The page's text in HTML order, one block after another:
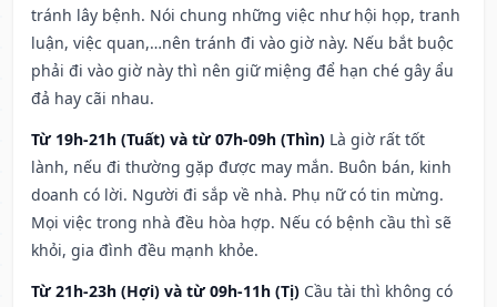
tránh lây bệnh. Nói chung những việc như hội họp, tranh
luận, việc quan,…nên tránh đi vào giờ này. Nếu bắt buộc
phải đi vào giờ này thì nên giữ miệng để hạn ché gây ẩu
đả hay cãi nhau.
Từ 19h-21h (Tuất) và từ 07h-09h (Thìn) Là giờ rất tốt
lành, nếu đi thường gặp được may mắn. Buôn bán, kinh
doanh có lời. Người đi sắp về nhà. Phụ nữ có tin mừng.
Mọi việc trong nhà đều hòa hợp. Nếu có bệnh cầu thì sẽ
khỏi, gia đình đều mạnh khỏe.
Từ 21h-23h (Hợi) và từ 09h-11h (Tị) Cầu tài thì không có